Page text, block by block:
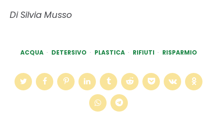
Di Silvia Musso
ACQUA DETERSIVO PLASTICA RIFIUTI RISPARMIO